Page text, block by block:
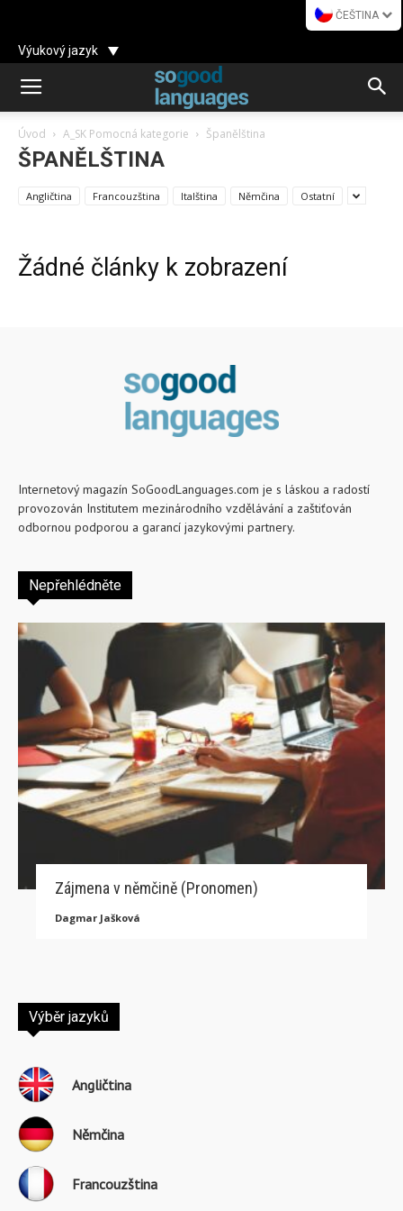
ČEŠTINA
Výukový jazyk
Úvod A_SK Pomocná kategorie Španělština
ŠPANĚLŠTINA
Angličtina Francouzština Italština Němčina Ostatní
Žádné články k zobrazení
Internetový magazín SoGoodLanguages.com je s láskou a radostí
provozován Institutem mezinárodního vzdělávání a zaštiťován
odbornou podporou a garancí jazykovými partnery.
Nepřehlédněte
Zájmena v němčině (Pronomen)
Dagmar Jašková
Výběr jazyků
Angličtina
Němčina
Francouzština